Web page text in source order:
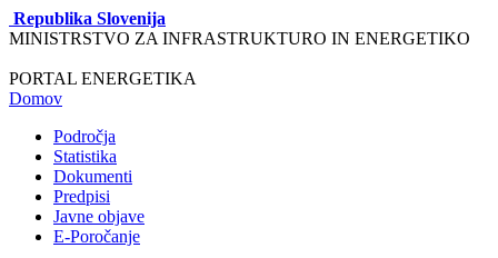
Republika Slovenija
MINISTRSTVO ZA INFRASTRUKTURO IN ENERGETIKO
PORTAL ENERGETIKA
Domov
Področja
Statistika
Dokumenti
Predpisi
Javne objave
E-Poročanje